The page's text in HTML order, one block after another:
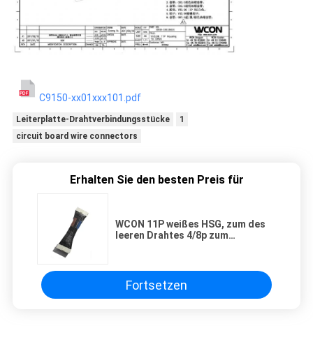
C9150-xx01xxx101.pdf
Leiterplatte-Drahtverbindungsstücke
1
circuit board wire connectors
Erhalten Sie den besten Preis für
WCON 11P weißes HSG, zum des
leeren Drahtes 4/8p zum
Fortsetzen